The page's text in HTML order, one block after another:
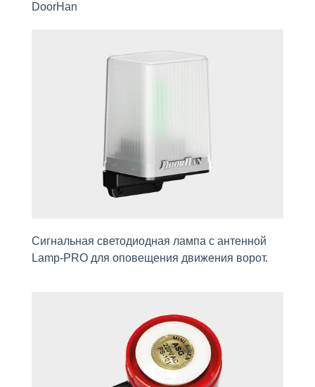
DoorHan
Сигнальная светодиодная лампа с антенной
Lamp-PRO для оповещения движения ворот.